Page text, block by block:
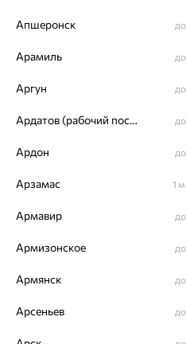
Часы,
серебро,
НИКА
63 697₽ 18 965 24
Подписаться
Каталог
Акции
Апшеронск
Арамиль
Аргун
Ардатов (рабочий поселок)
Ардон
Арзамас 1
Армавир
Армизонское
Армянск
Арсеньев